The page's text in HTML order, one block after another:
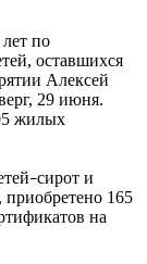
по
оставшихся
Алексей
29 июня.
жилых
–сирот и
приобретено 165
на